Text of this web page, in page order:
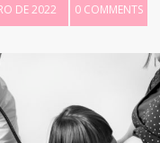
DE 2022 0 COMMENTS